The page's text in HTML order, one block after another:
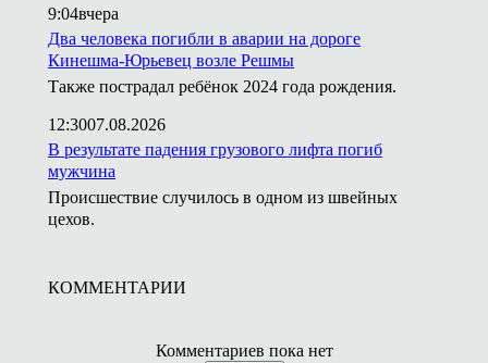
9:04вчера
Два человека погибли в аварии на дороге
Кинешма-Юрьевец возле Решмы
Также пострадал ребёнок 2024 года рождения.
12:3007.08.2026
В результате падения грузового лифта погиб
мужчина
Происшествие случилось в одном из швейных
цехов.
КОММЕНТАРИИ
Комментариев пока нет